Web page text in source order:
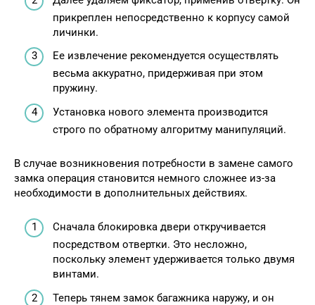
прикреплен непосредственно к корпусу самой
личинки.
Ее извлечение рекомендуется осуществлять
весьма аккуратно, придерживая при этом
пружину.
Установка нового элемента производится
строго по обратному алгоритму манипуляций.
В случае возникновения потребности в замене самого
замка операция становится немного сложнее из-за
необходимости в дополнительных действиях.
Сначала блокировка двери откручивается
посредством отвертки. Это несложно,
поскольку элемент удерживается только двумя
винтами.
Теперь тянем замок багажника наружу, и он